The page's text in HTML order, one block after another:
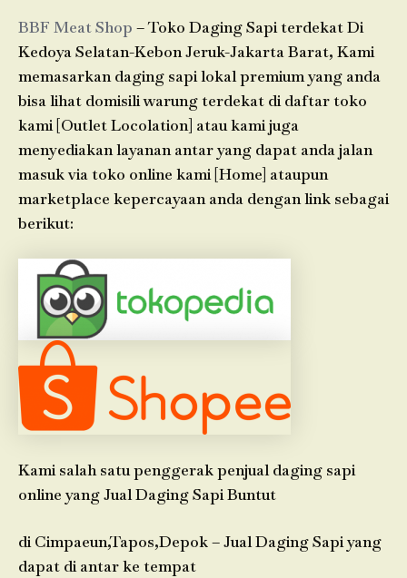
BBF Meat Shop – Toko Daging Sapi terdekat Di
Kedoya Selatan-Kebon Jeruk-Jakarta Barat, Kami
memasarkan daging sapi lokal premium yang anda
bisa lihat domisili warung terdekat di daftar toko
kami [Outlet Locolation] atau kami juga
menyediakan layanan antar yang dapat anda jalan
masuk via toko online kami [Home] ataupun
marketplace kepercayaan anda dengan link sebagai
berikut:
Kami salah satu penggerak penjual daging sapi
online yang Jual Daging Sapi Buntut
di Cimpaeun,Tapos,Depok – Jual Daging Sapi yang
dapat di antar ke tempat